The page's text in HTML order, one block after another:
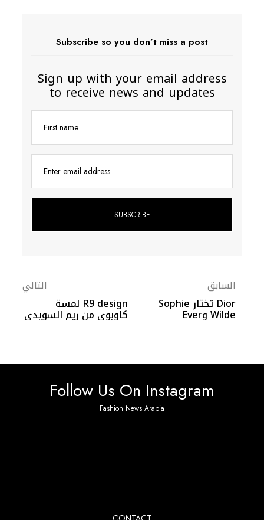
Subscribe so you don’t miss a post
Sign up with your email address
to receive news and updates
First name
Enter email address
السابق
Dior تختار Sophie
Wilde وEver
التالي
R9 design لمسة
كاوبوي من ريم السويدي
Follow Us On Instagram
Fashion News Arabia